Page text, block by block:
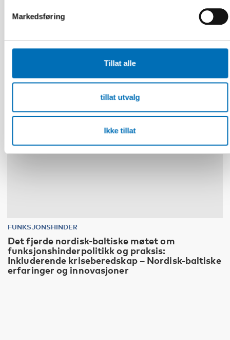
Markedsføring
Tillat alle
tillat utvalg
Ikke tillat
Tactile Working Memory Scale – A Professional
Manual
FUNKSJONSHINDER
Det fjerde nordisk-baltiske møtet om
funksjonshinderpolitikk og praksis:
Inkluderende kriseberedskap – Nordisk-baltiske
erfaringer og innovasjoner